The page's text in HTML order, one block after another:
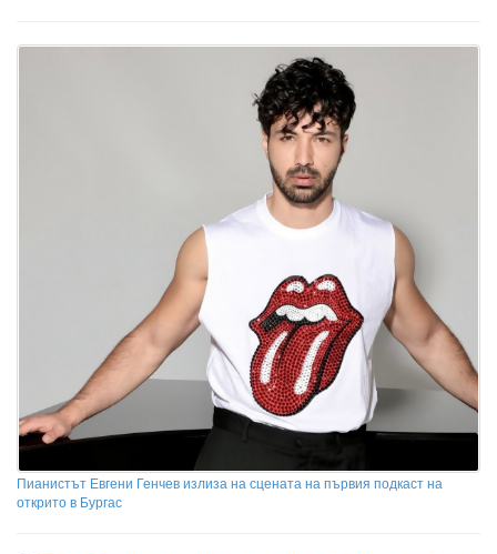
Пианистът Евгени Генчев излиза на сцената на първия подкаст на
открито в Бургас